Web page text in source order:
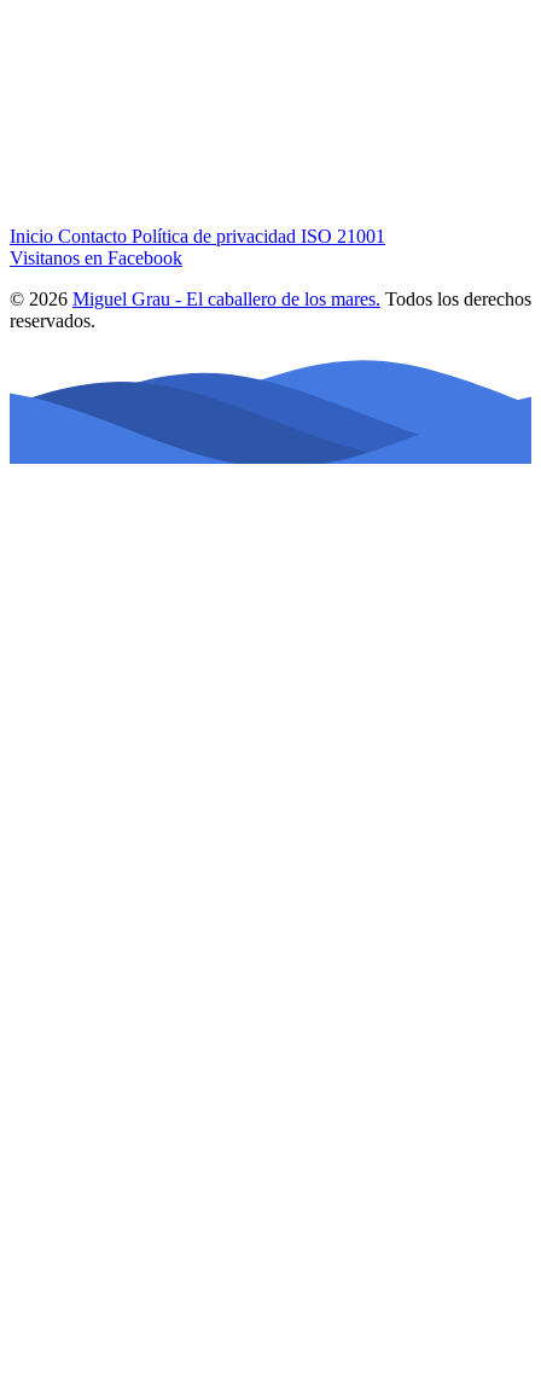
Inicio Contacto Política de privacidad ISO 21001
Visitanos en Facebook
© 2026 Miguel Grau - El caballero de los mares. Todos los derechos
reservados.